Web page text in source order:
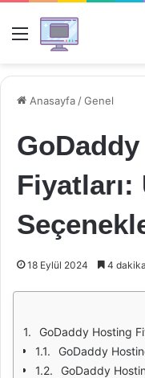
Menü
Anasayfa /Genel
Fiyatları:
18 Eylül 2024 4
GoDaddy Hosting
GoDaddy
GoDaddy